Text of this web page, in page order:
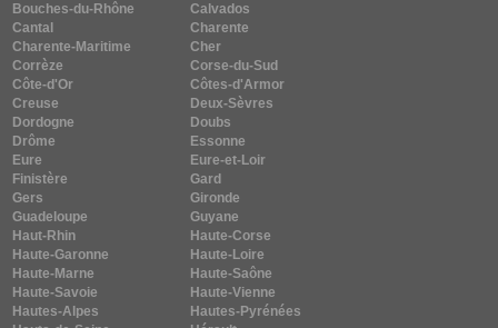
Bouches-du-Rhône
Calvados
Cantal
Charente
Charente-Maritime
Cher
Corrèze
Corse-du-Sud
Côte-d'Or
Côtes-d'Armor
Creuse
Deux-Sèvres
Dordogne
Doubs
Drôme
Essonne
Eure
Eure-et-Loir
Finistère
Gard
Gers
Gironde
Guadeloupe
Guyane
Haut-Rhin
Haute-Corse
Haute-Garonne
Haute-Loire
Haute-Marne
Haute-Saône
Haute-Savoie
Haute-Vienne
Hautes-Alpes
Hautes-Pyrénées